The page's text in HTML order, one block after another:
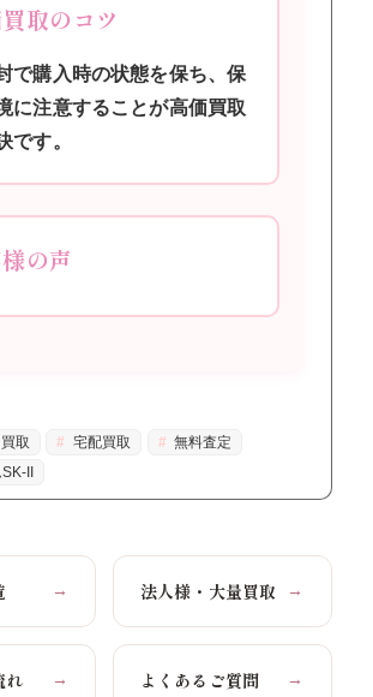
取のコツ
で購入時の状態を保ち、保
に注意することが高価買取
です。
の声
取 宅配買取
無料査定
II
→ 法人様・大量買取 →
れ → よくあるご質問 →